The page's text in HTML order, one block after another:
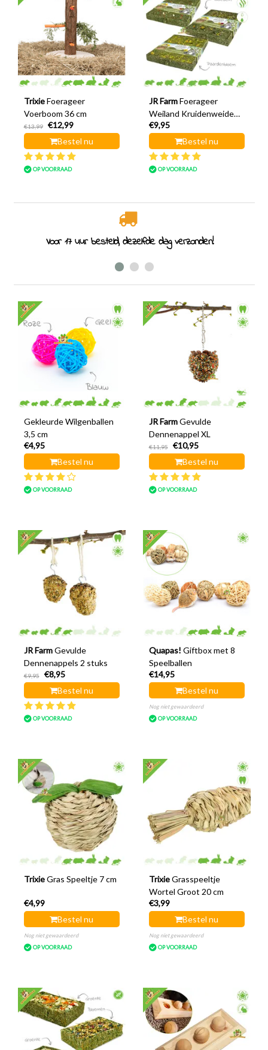
Trixie Foerageer
Voerboom 36 cm
€13,99
€12,99
Bestel nu
OP VOORRAAD
JR Farm Foerageer
Weiland Kruidenweide
30 cm
€9,95
Bestel nu
OP VOORRAAD
Specialist in knaagdieren sinds 2011
Gekleurde Wilgenballen
3,5 cm
€4,95
Bestel nu
OP VOORRAAD
JR Farm Gevulde
Dennenappel XL
€11,95
€10,95
Bestel nu
OP VOORRAAD
JR Farm Gevulde
Dennenappels 2 stuks
€9,95
€8,95
Bestel nu
OP VOORRAAD
Quapas! Giftbox met 8
Speelballen
€14,95
Bestel nu
Nog niet gewaardeerd
OP VOORRAAD
Trixie Gras Speeltje 7 cm
€4,99
Bestel nu
Nog niet gewaardeerd
OP VOORRAAD
Trixie Grasspeeltje
Wortel Groot 20 cm
€3,99
Bestel nu
Nog niet gewaardeerd
OP VOORRAAD